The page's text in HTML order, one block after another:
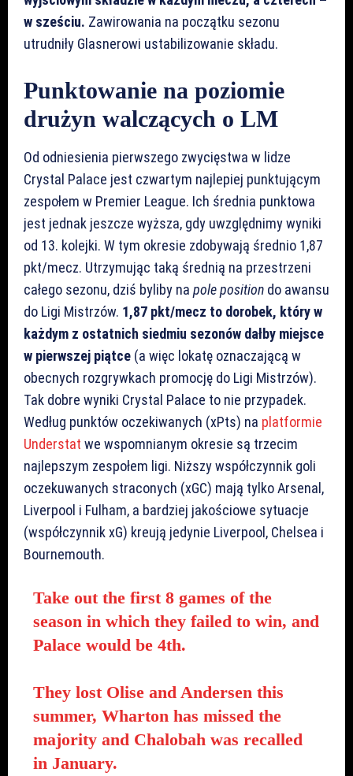
w sześciu. Zawirowania na początku sezonu
utrudniły Glasnerowi ustabilizowanie składu.
Punktowanie na poziomie
drużyn walczących o LM
Od odniesienia pierwszego zwycięstwa w lidze
Crystal Palace jest czwartym najlepiej punktującym
zespołem w Premier League. Ich średnia punktowa
jest jednak jeszcze wyższa, gdy uwzględnimy wyniki
od 13. kolejki. W tym okresie zdobywają średnio 1,87
pkt/mecz. Utrzymując taką średnią na przestrzeni
całego sezonu, dziś byliby na pole position do awansu
do Ligi Mistrzów. 1,87 pkt/mecz to dorobek, który w
każdym z ostatnich siedmiu sezonów dałby miejsce
w pierwszej piątce (a więc lokatę oznaczającą w
obecnych rozgrywkach promocję do Ligi Mistrzów).
Tak dobre wyniki Crystal Palace to nie przypadek.
Według punktów oczekiwanych (xPts) na platformie
Understat we wspomnianym okresie są trzecim
najlepszym zespołem ligi. Niższy współczynnik goli
oczekuwanych straconych (xGC) mają tylko Arsenal,
Liverpool i Fulham, a bardziej jakościowe sytuacje
(współczynnik xG) kreują jedynie Liverpool, Chelsea i
Bournemouth.
Take out the first 8 games of the
season in which they failed to win, and
Palace would be 4th.
They lost Olise and Andersen this
summer, Wharton has missed the
majority and Chalobah was recalled
in January.